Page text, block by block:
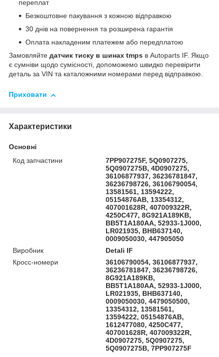
переплат
Безкоштовне пакування з кожною відправкою
30 днів на повернення та розширена гарантія
Оплата накладеним платежем або передплатою
Замовляйте датчик тиску в шинах tmps в Autoparts IF. Якщо
є сумніви щодо сумісності, допоможемо швидко перевірити
деталь за VIN та каталожними номерами перед відправкою.
Приховати
Характеристики
Основні
Код запчастини
7PP907275F, 5Q0907275,
5Q0907275B, 4D0907275,
36106877937, 36236781847,
36236798726, 36106790054,
13581561, 13594222,
05154876AB, 13354312,
407001628R, 407009322R,
4250C477, 8G921A189KB,
BB5T1A180AA, 52933-1J000,
LR021935, BHB637140,
0009050030, 447905050
Виробник
Detali IF
Кросс-номери
36106790054, 36106877937,
36236781847, 36236798726,
8G921A189KB,
BB5T1A180AA, 52933-1J000,
LR021935, BHB637140,
0009050030, 4479050500,
13354312, 13581561,
13594222, 05154876AB,
1612477080, 4250C477,
407001628R, 407009322R,
4D0907275, 5Q0907275,
5Q0907275B, 7PP907275F